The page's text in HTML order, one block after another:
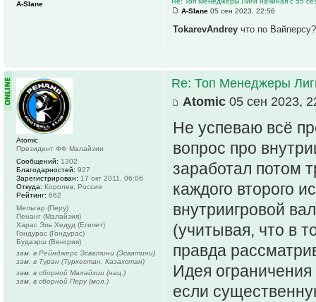
A-Slane 05 сен 2023, 22:56
TokarevAndrey что по
A-Slane
Re: Топ Менеджеры
Atomic 05 сен 2023,
Не успеваю всё
вопрос про
заработал потом
каждого второго
внутриигровой
(учитывая, что в
правда
Идея
если
Atomic
Президент ФФ Малайзии
Сообщений: 1302
Благодарностей: 927
Зарегистрирован: 17 окт 2011, 06:06
Откуда: Королев, Россия
Рейтинг: 662
Мельгар (Перу)
Пенанг (Малайзия)
Харас Эль Хедуд (Египет)
Гондурас (Гондурас)
Будаэрш (Венгрия)
зам. в Рейнджерс Эсватини (Эсватини)
зам. в Туран (Туркестан, Казахстан)
зам. в сборной Малайзии (нац.)
зам. в сборной Перу (мол.)